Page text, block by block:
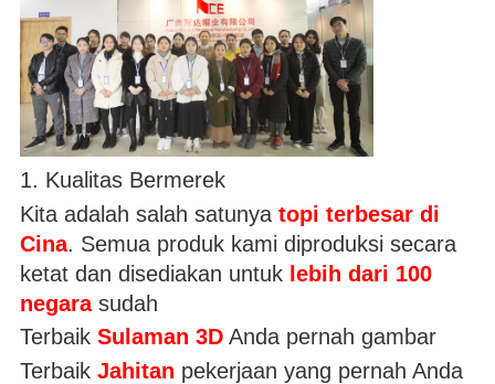
1. Kualitas Bermerek
Kita adalah salah satunya topi terbesar di
Cina. Semua produk kami diproduksi secara
ketat dan disediakan untuk lebih dari 100
negarasudah
Terbaik Sulaman 3DAnda pernah gambar
Terbaik Jahitan pekerjaan yang pernah Anda